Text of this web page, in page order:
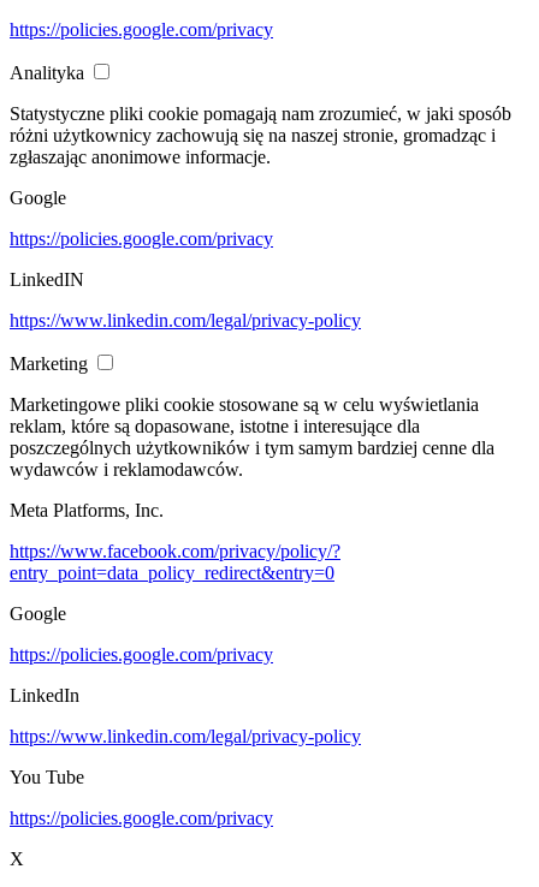
https://policies.google.com/privacy
Analityka
Statystyczne pliki cookie pomagają nam zrozumieć, w jaki sposób
różni użytkownicy zachowują się na naszej stronie, gromadząc i
zgłaszając anonimowe informacje.
Google
https://policies.google.com/privacy
LinkedIN
https://www.linkedin.com/legal/privacy-policy
Marketing
Marketingowe pliki cookie stosowane są w celu wyświetlania
reklam, które są dopasowane, istotne i interesujące dla
poszczególnych użytkowników i tym samym bardziej cenne dla
wydawców i reklamodawców.
Meta Platforms, Inc.
https://www.facebook.com/privacy/policy/?
entry_point=data_policy_redirect&entry=0
Google
https://policies.google.com/privacy
LinkedIn
https://www.linkedin.com/legal/privacy-policy
You Tube
https://policies.google.com/privacy
X